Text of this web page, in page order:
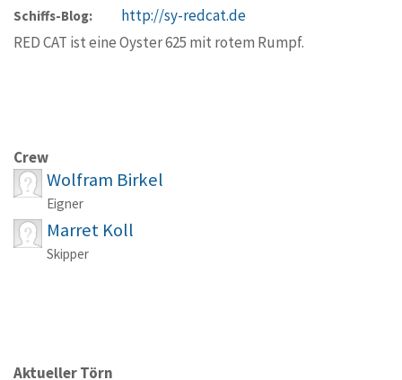
Schiffs-Blog:
http://sy-redcat.de
RED CAT ist eine Oyster 625 mit rotem Rumpf.
Crew
Wolfram Birkel
Eigner
Marret Koll
Skipper
Aktueller Törn